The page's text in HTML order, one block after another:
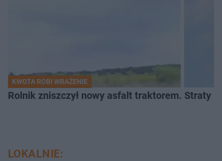
KWOTA ROBI WRAŻENIE
Rolnik zniszczył nowy asfalt traktorem. Straty
LOKALNIE: